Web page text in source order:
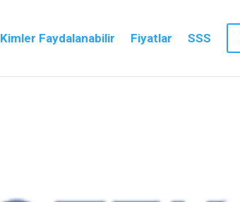
Kimler Faydalanabilir Fiyatlar SSS